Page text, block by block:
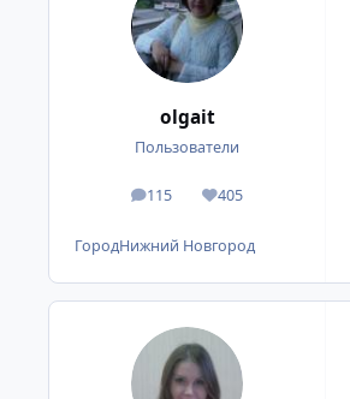
olgait
Пользователи
115
сообщения
405
Репутация
ГородНижний Новгород